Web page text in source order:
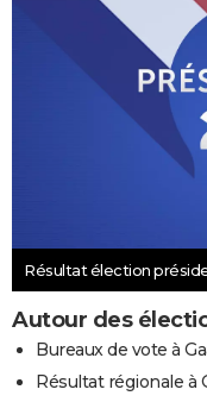
Résultat élection
Autour des
Bureaux de vote à
Résultat régionale à